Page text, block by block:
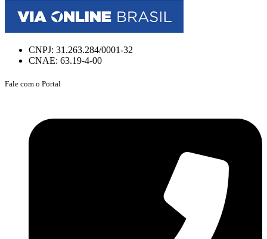
CNPJ: 31.263.284/0001-32
CNAE: 63.19-4-00
Fale com o Portal